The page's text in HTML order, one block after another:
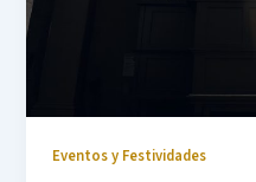
Eventos y Festividades